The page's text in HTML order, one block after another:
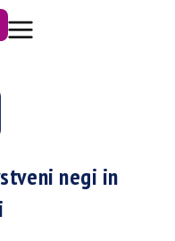
negi in